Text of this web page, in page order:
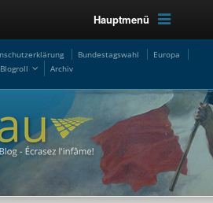
Hauptmenü
Bundestagswahl
Europa
Blogroll Archiv